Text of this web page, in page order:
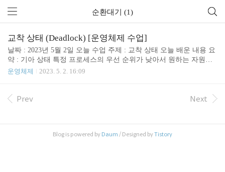
순환대기 (1)
교착 상태 (Deadlock) [운영체제 수업]
날짜 : 2023년 5월 2일 오늘 수업 주제 : 교착 상태 오늘 배운 내용 요
약 : 기아 상태 특정 프로세스의 우선 순위가 낮아서 원하는 자원을
할당받지 못함 해결방법 프로세스의 우선순위를 수시로 변경 오래
ase 파일 : open, close 메모리 : allocate, free 세마포어 : wait, signal 뮤
운영체제 2023. 5. 2. 16:09
Prev Next
Blog is powered by Daum / Designed byTistory